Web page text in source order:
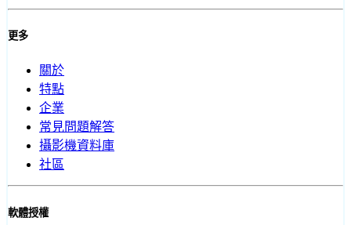
更多
關於
特點
企業
常見問題解答
攝影機資料庫
社區
軟體授權